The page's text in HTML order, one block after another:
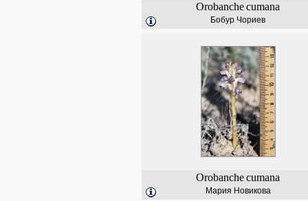
Orobanchecumana
Бобур Чориев
Orobanchecumana
Мария Новикова